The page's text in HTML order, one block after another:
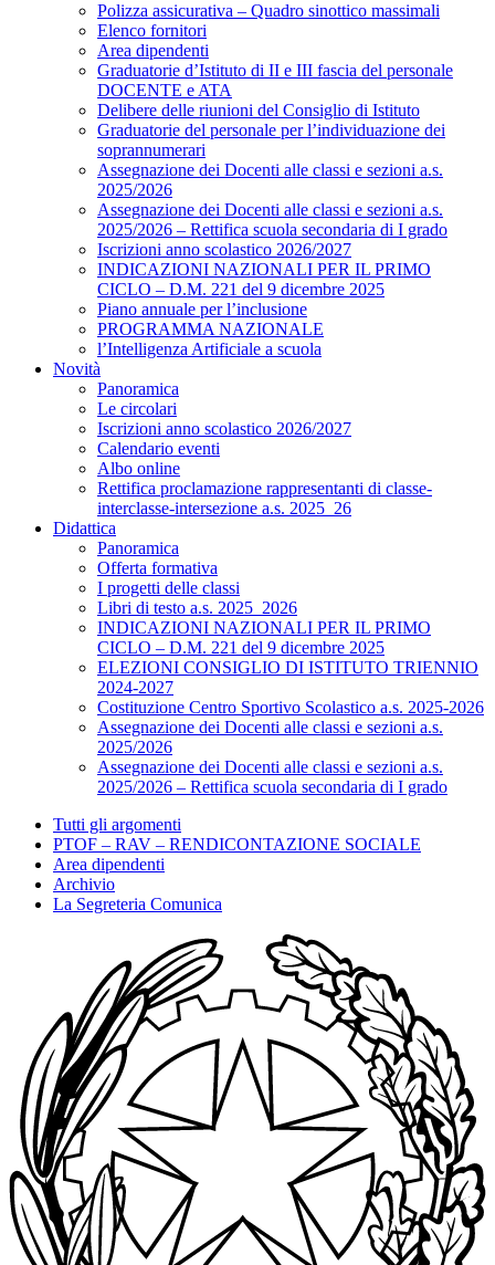
Polizza assicurativa – Quadro sinottico massimali
Elenco fornitori
Area dipendenti
Graduatorie d’Istituto di II e III fascia del personale
DOCENTE e ATA
Delibere delle riunioni del Consiglio di Istituto
Graduatorie del personale per l’individuazione dei
soprannumerari
Assegnazione dei Docenti alle classi e sezioni a.s.
2025/2026
Assegnazione dei Docenti alle classi e sezioni a.s.
2025/2026 – Rettifica scuola secondaria di I grado
Iscrizioni anno scolastico 2026/2027
INDICAZIONI NAZIONALI PER IL PRIMO
CICLO – D.M. 221 del 9 dicembre 2025
Piano annuale per l’inclusione
PROGRAMMA NAZIONALE
l’Intelligenza Artificiale a scuola
Novità
Panoramica
Le circolari
Iscrizioni anno scolastico 2026/2027
Calendario eventi
Albo online
Rettifica proclamazione rappresentanti di classe-
interclasse-intersezione a.s. 2025_26
Didattica
Panoramica
Offerta formativa
I progetti delle classi
Libri di testo a.s. 2025_2026
INDICAZIONI NAZIONALI PER IL PRIMO
CICLO – D.M. 221 del 9 dicembre 2025
ELEZIONI CONSIGLIO DI ISTITUTO TRIENNIO
2024-2027
Costituzione Centro Sportivo Scolastico a.s. 2025-2026
Assegnazione dei Docenti alle classi e sezioni a.s.
2025/2026
Assegnazione dei Docenti alle classi e sezioni a.s.
2025/2026 – Rettifica scuola secondaria di I grado
Tutti gli argomenti
PTOF – RAV – RENDICONTAZIONE SOCIALE
Area dipendenti
Archivio
La Segreteria Comunica